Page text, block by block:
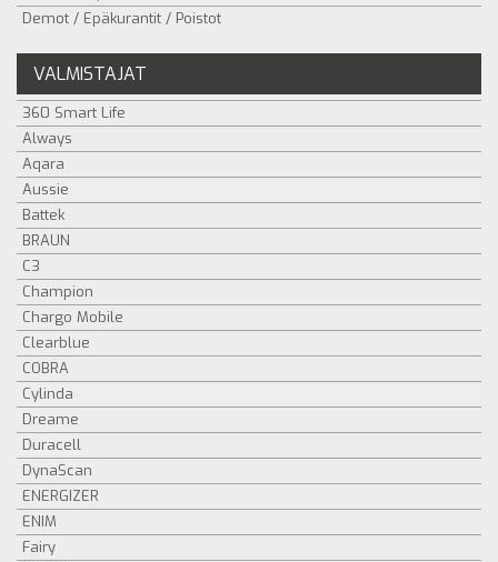
Demot / Epäkurantit / Poistot
VALMISTAJAT
360 Smart Life
Always
Aqara
Aussie
Battek
BRAUN
C3
Champion
Chargo Mobile
Clearblue
COBRA
Cylinda
Dreame
Duracell
DynaScan
ENERGIZER
ENIM
Fairy